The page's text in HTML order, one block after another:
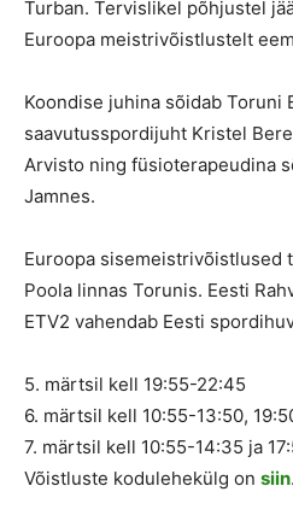
Turban. Tervislikel põhjustel
Euroopa meistrivõistlustelt
Koondise juhina sõidab Toruni
saavutusspordijuht Kristel
Arvisto ning füsioterapeudina
Jamnes.
Euroopa sisemeistrivõistlused
Poola linnas Torunis. Eesti
ETV2 vahendab Eesti
5. märtsil kell 19:55-22:45
6. märtsil kell 10:55-13:50,
7. märtsil kell 10:55-14:35 ja
Võistluste kodulehekülg on siin.